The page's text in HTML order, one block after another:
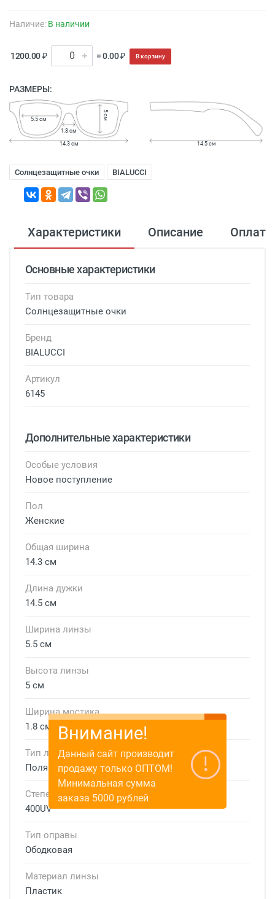
Наличие: В наличии
1200.00 ₽ = 0.00 ₽ В корзину
РАЗМЕРЫ:
1.8 см
5.5 см 5 см
14.3 см 14.5 см
Солнцезащитные очки BIALUCCI
Характеристики Описание Оплата
Основные характеристики
Тип товара
Солнцезащитные очки
Бренд
BIALUCCI
Артикул
6145
Дополнительные характеристики
Особые условия
Новое поступление
Пол
Женские
Общая ширина
14.3 см
Длина дужки
14.5 см
Ширина линзы
5.5 см
Высота линзы
5 см
Ширина мостика
1.8 см
Тип линзы
Поляризационная
Степень защиты
400UV
Тип оправы
Ободковая
Материал линзы
Пластик
Внимание!
Данный сайт производит
продажу только ОПТОМ!
Минимальная сумма
заказа 5000 рублей